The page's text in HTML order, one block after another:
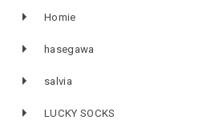
Homie
hasegawa
salvia
LUCKY SOCKS